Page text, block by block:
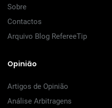
Sobre
Contactos
Arquivo Blog RefereeTip
Opinião
Artigos de Opinião
Análise Arbitragens